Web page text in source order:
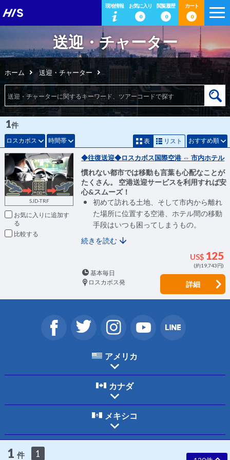
現地情報
お気に入り
0
閲覧履歴
0
カート
0
送迎・チャーター
ホーム 送迎・チャーター
ロスカボス 時間帯
1件
表 リスト おすすめ順
SJD-TRF
お気に入りに追加
比較
◆往復送迎◆ロスカボス国際空港 ⇔ 市内ホテル
慣れない都市では移動も言葉も心配なことが
たくさん。 空港送迎サービスを利用すれば安
心&スムーズ！
初めて訪れる土地、そして市内から離れ
た場所に位置する空港、ホテル間の移動
手段はいつも困ってしまうもの。
続きを読む
US$ 125
(約19,743円)
基本毎日
ロスカボス発
詳細
1 件 1
アメリカ
カナダ
メキシコ
ホーム ご利用規約